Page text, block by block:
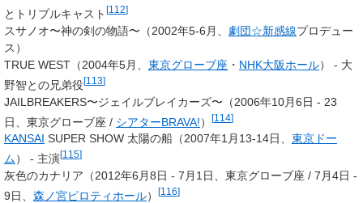
とトリプルキャスト [112]
スサノオ〜神の剣の物語〜（2002年5-6月、 劇団☆新感線プロデュー
ス）
TRUE WEST（2004年5月、 東京グローブ座 ・ NHK大阪ホール） - 大
野智との兄弟役[113]
JAILBREAKERS〜ジェイルブレイカーズ〜（2006年10月6日 - 23
日、東京グローブ座 / シアターBRAVA!） [114]
KANSAI SUPER SHOW 太陽の船（2007年1月13-14日、 東京ドー
ム） - 主演[115]
灰色のカナリア（2012年6月8日 - 7月1日、東京グローブ座 / 7月4日 -
9日、 森ノ宮ピロティホール） [116]